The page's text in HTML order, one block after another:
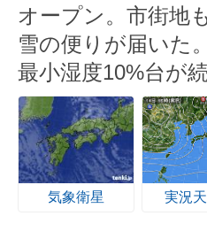
オープン。市街地
雪の便りが届いた
最小湿度10%台が続
気象衛星 実況